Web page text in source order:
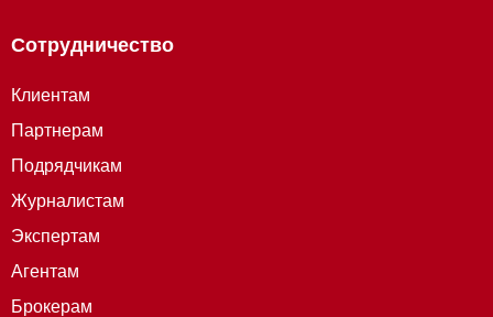
Сотрудничество
Клиентам
Партнерам
Подрядчикам
Журналистам
Экспертам
Агентам
Брокерам